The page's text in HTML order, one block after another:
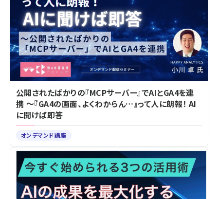
公開されたばかりの『MCPサーバー』でAIとGA4を連
携 ～『GA4の画面、よくわからん…』って人に朗報！ AI
に聞けば即答
オンデマンド講座